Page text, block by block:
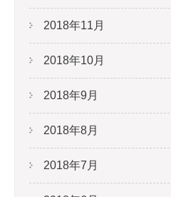
2018年11月
2018年10月
2018年9月
2018年8月
2018年7月